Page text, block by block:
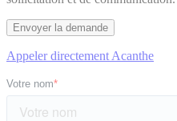
Appeler directement Acanthe